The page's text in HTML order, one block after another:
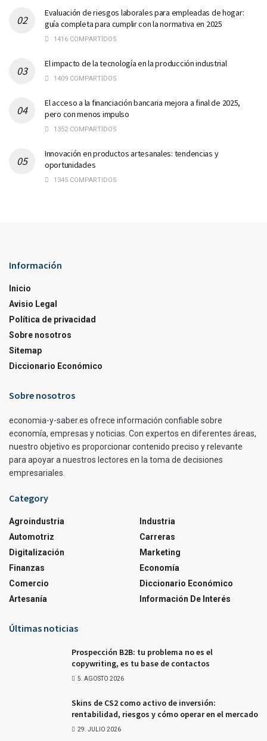
Evaluación de riesgos laborales para empleadas de hogar:
guía completa para cumplir con la normativa en 2025
1416 COMPARTIDOS
El impacto de la tecnología en la producción industrial
1409 COMPARTIDOS
El acceso a la financiación bancaria mejora a final de 2025,
pero con menos impulso
1352 COMPARTIDOS
Innovación en productos artesanales: tendencias y
oportunidades
1345 COMPARTIDOS
Información
Inicio
Avisio Legal
Política de privacidad
Sobre nosotros
Sitemap
Diccionario Económico
Sobre nosotros
economia-y-saber.es ofrece información confiable sobre
economía, empresas y noticias. Con expertos en diferentes áreas,
nuestro objetivo es proporcionar contenido preciso y relevante
para apoyar a nuestros lectores en la toma de decisiones
empresariales.
Category
Agroindustria
Automotriz
Digitalización
Finanzas
Comercio
Artesanía
Industria
Carreras
Marketing
Economía
Diccionario Económico
Información De Interés
Últimas noticias
Prospección B2B: tu problema no es el
copywriting, es tu base de contactos
5. AGOSTO 2026
Skins de CS2 como activo de inversión:
rentabilidad, riesgos y cómo operar en el mercado
29. JULIO 2026